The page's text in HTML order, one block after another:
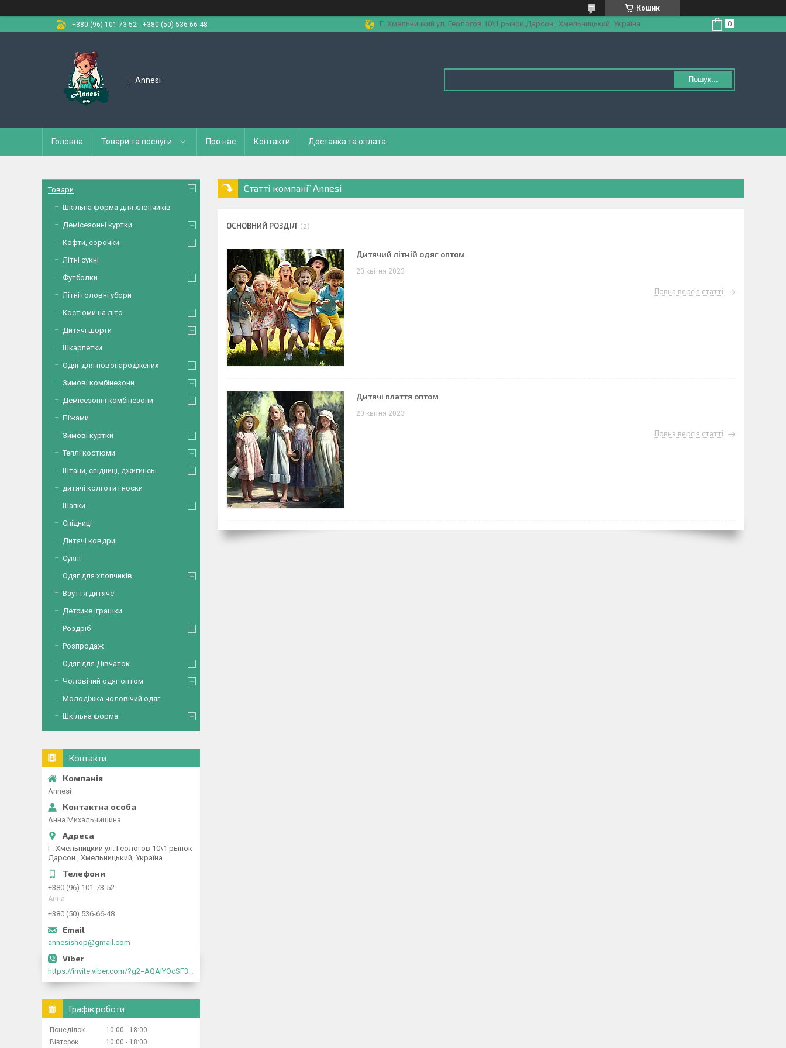
Кошик
+380 (96) 101-73-52
+380 (50) 536-66-48 Г. Хмельницкий ул. Геологов 10\1 рынок Дарсон., Хмельницький, Україна
Annesi Пошук...
Головна Товари та послуги Про нас Контакти Доставка та оплата
Статті компанії Annesi
ОСНОВНИЙ РОЗДІЛ 2
Дитячий літній одяг оптом
20 квітня 2023
Повна версія статті
Дитячі плаття оптом
20 квітня 2023
Повна версія статті
Товари
Шкільна форма для хлопчиків
Демісезонні куртки
Кофти, сорочки
Літні сукні
Футболки
Літні головні убори
Костюми на літо
Дитячі шорти
Шкарпетки
Одяг для новонароджених
Зимові комбінезони
Демісезонні комбінезони
Піжами
Зимові куртки
Теплі костюми
Штани, спідниці, джигинсы
дитячі колготи і носки
Шапки
Спідниці
Дитячі ковдри
Сукні
Одяг для хлопчиків
Взуття дитяче
Детсике іграшки
Роздріб
Розпродаж
Одяг для Дівчаток
Чоловічий одяг оптом
Молодіжка чоловічий одяг
Шкільна форма
Контакти
Annesi
Анна Михальчишина
Г. Хмельницкий ул. Геологов 10\1 рынок
Дарсон., Хмельницький, Україна
+380 (96) 101-73-52
Анна
+380 (50) 536-66-48
annesishop@gmail.com
https://invite.viber.com/?g2=AQAlYOcSF30rb0kdJdojYDWtk4sNE5eWPg2Om5jJmRlpJwnTwfwnCzMMxer2vioZ"
Графік роботи
Понеділок 10:00
18:00
Вівторок
10:00 18:00